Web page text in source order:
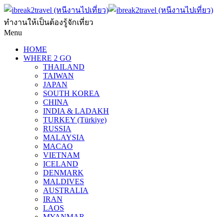
ทำงานให้เป็นต้องรู้จักเที่ยว
Menu
HOME
WHERE 2 GO
THAILAND
TAIWAN
JAPAN
SOUTH KOREA
CHINA
INDIA & LADAKH
TURKEY (Türkiye)
RUSSIA
MALAYSIA
MACAO
VIETNAM
ICELAND
DENMARK
MALDIVES
AUSTRALIA
IRAN
LAOS